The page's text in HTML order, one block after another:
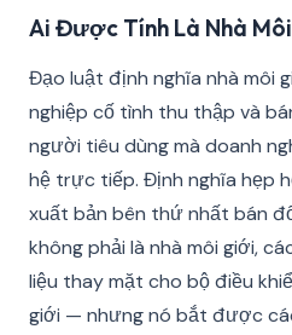
Ai Được Tính Là Nhà
Đạo luật định nghĩa nhà môi
nghiệp cố tình thu thập và
người tiêu dùng mà doanh
hệ trực tiếp. Định nghĩa hẹp
xuất bản bên thứ nhất bán
không phải là nhà môi giới,
liệu thay mặt cho bộ điều
giới — nhưng nó bắt được